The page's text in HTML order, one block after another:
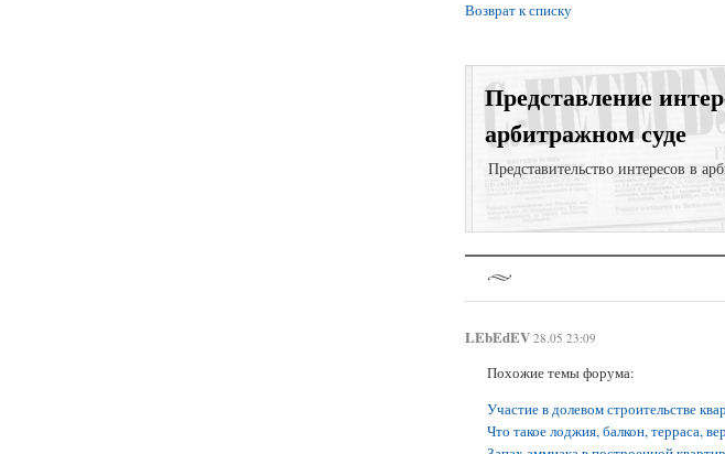
Возврат к списку
Представление
арбитражном суде
Представительство интересов в
LEbEdEV 28.05 23:09
Похожие темы форума:
Участие в долевом строительстве
Что такое лоджия, балкон, терраса,